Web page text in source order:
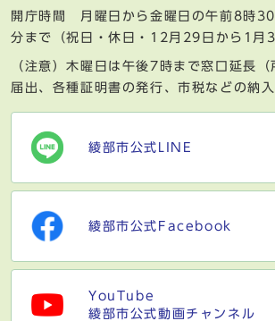
開庁時間 月曜日から金曜日の午前8時
分まで（祝日・休日・12月29日から1月3
（注意）木曜日は午後7時まで窓口延長
届出、各種証明書の発行、市税などの納入
綾部市公式LINE
綾部市公式Facebook
YouTube
綾部市公式動画チャンネル